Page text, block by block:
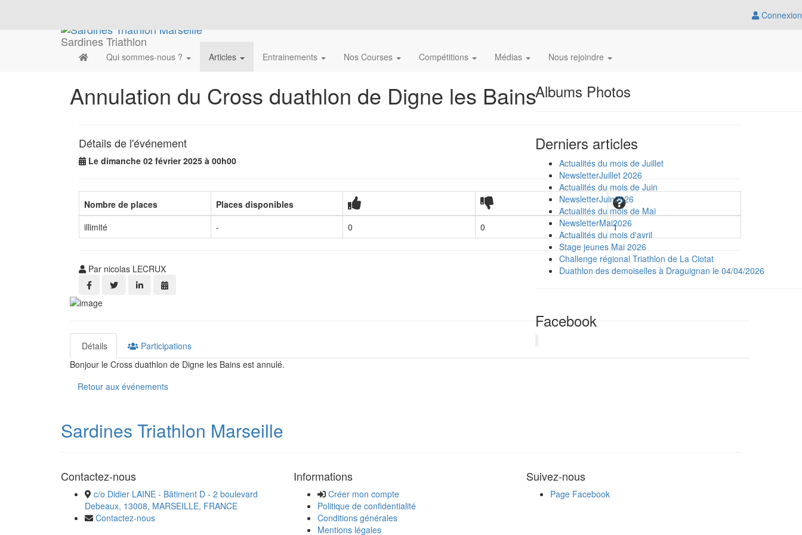
Connexion
Sardines Triathlon
Qui sommes-nous ? Articles Entrainements Nos Courses Compétitions Médias Nous rejoindre
Annulation du Cross duathlon de Digne les Bains
Détails de l'événement
Le dimanche 02 février 2025 à 00h00
Nombre de places
Places disponibles
illimité
- 0 0 1
Par nicolas LECRUX
Détails
Participations
Bonjour le Cross duathlon de Digne les Bains est annulé.
Retour aux événements
Albums Photos
Derniers articles
Actualités du mois de Juillet
NewsletterJuillet 2026
Actualités du mois de Juin
NewsletterJuin2026
Actualités du mois de Mai
NewsletterMai2026
Actualités du mois d'avril
Stage jeunes Mai 2026
Challenge régional Triathlon de La Ciotat
Duathlon des demoiselles à Draguignan le 04/04/2026
Facebook
Sardines Triathlon Marseille
Contactez-nous
c/o Didier LAINE - Bâtiment D - 2 boulevard
Debeaux, 13008, MARSEILLE, FRANCE
Contactez-nous
Informations
Créer mon compte
Politique de confidentialité
Conditions générales
Mentions légales
Suivez-nous
Page Facebook